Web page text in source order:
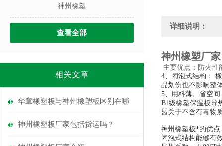
神州橡塑
查看全部
相关文章
华章橡塑板与神州橡塑板区别在哪
神州橡塑板厂家包括货运吗？
详细说明：
神州橡塑厂家
主要优点：防火性
4、闭泡式结构：
品划伤也不影响整
5、用料薄、省空
B1级橡塑保温板导
盟关于不含有毒物
神州橡塑板*的优点
闭泡式结构能够有